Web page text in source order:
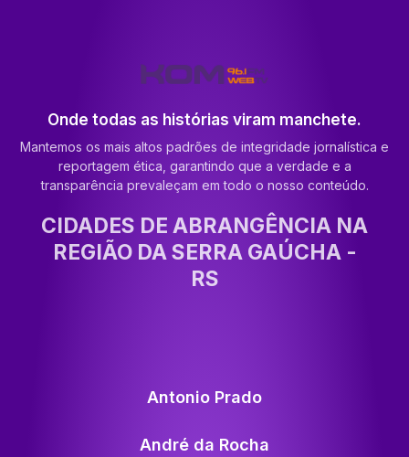
Onde todas as histórias viram manchete.
Mantemos os mais altos padrões de integridade jornalística e
reportagem ética, garantindo que a verdade e a
transparência prevaleçam em todo o nosso conteúdo.
CIDADES DE ABRANGÊNCIA NA
REGIÃO DA SERRA GAÚCHA -
RS
Antonio Prado
André da Rocha